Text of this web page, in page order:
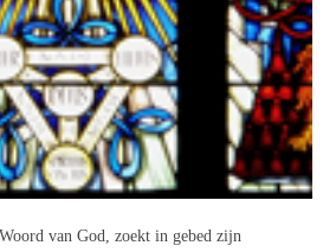
van God, zoekt in gebed zijn